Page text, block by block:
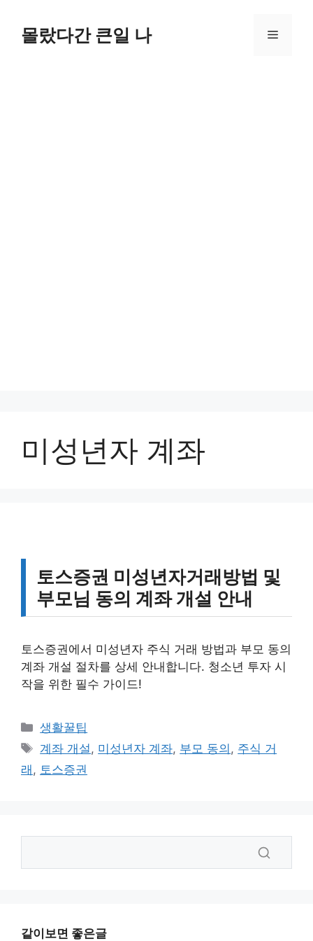
몰랐다간 큰일 나 메
미성년자 계좌
토스증권 미성년자거래방법 및
부모님 동의 계좌 개설 안내
토스증권에서 미성년자 주식 거래 방법과 부모 동의
계좌 개설 절차를 상세 안내합니다. 청소년 투자 시
작을 위한 필수 가이드!
카
테
리
생활꿀팁
태
그
계좌 개설 , 미성년자 계좌, 부모 동의 , 주식 거
래 , 토스증권
같이보면 좋은글